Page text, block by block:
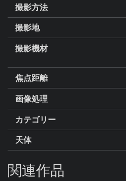
撮影方法
撮影地
撮影機材
焦点距離
画像処理
カテゴリー
天体
関連作品